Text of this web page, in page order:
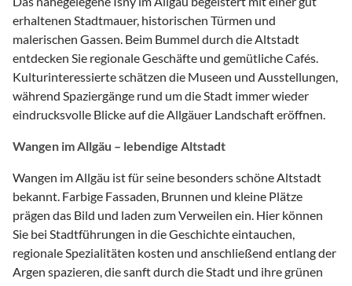
erhaltenen Stadtmauer, historischen Türmen und
malerischen Gassen. Beim Bummel durch die Altstadt
entdecken Sie regionale Geschäfte und gemütliche Cafés.
Kulturinteressierte schätzen die Museen und Ausstellungen,
während Spaziergänge rund um die Stadt immer wieder
eindrucksvolle Blicke auf die Allgäuer Landschaft eröffnen.
Wangen im Allgäu – lebendige Altstadt
Wangen im Allgäu ist für seine besonders schöne Altstadt
bekannt. Farbige Fassaden, Brunnen und kleine Plätze
prägen das Bild und laden zum Verweilen ein. Hier können
Sie bei Stadtführungen in die Geschichte eintauchen,
regionale Spezialitäten kosten und anschließend entlang der
Argen spazieren, die sanft durch die Stadt und ihre grünen